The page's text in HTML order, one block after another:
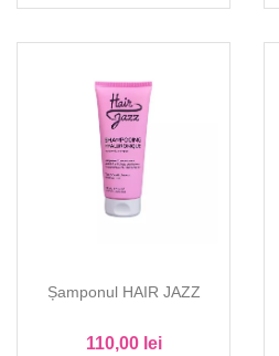
Șamponul HAIR JAZZ
110,00 lei